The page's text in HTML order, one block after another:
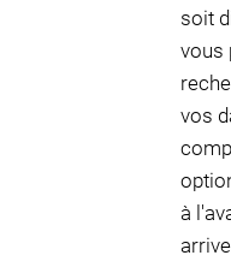
soit
vous
vos
à